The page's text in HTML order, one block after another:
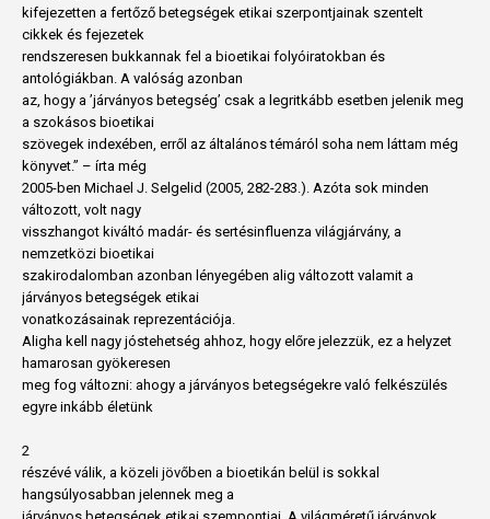
kifejezetten a fertőző betegségek etikai szerpontjainak szentelt
cikkek és fejezetek
rendszeresen bukkannak fel a bioetikai folyóiratokban és
antológiákban. A valóság azonban
az, hogy a ’járványos betegség’ csak a legritkább esetben jelenik meg
a szokásos bioetikai
szövegek indexében, erről az általános témáról soha nem láttam még
könyvet.” – írta még
2005-ben Michael J. Selgelid (2005, 282-283.). Azóta sok minden
változott, volt nagy
visszhangot kiváltó madár- és sertésinfluenza világjárvány, a
nemzetközi bioetikai
szakirodalomban azonban lényegében alig változott valamit a
járványos betegségek etikai
vonatkozásainak reprezentációja.
Aligha kell nagy jóstehetség ahhoz, hogy előre jelezzük, ez a helyzet
hamarosan gyökeresen
meg fog változni: ahogy a járványos betegségekre való felkészülés
egyre inkább életünk
2
részévé válik, a közeli jövőben a bioetikán belül is sokkal
hangsúlyosabban jelennek meg a